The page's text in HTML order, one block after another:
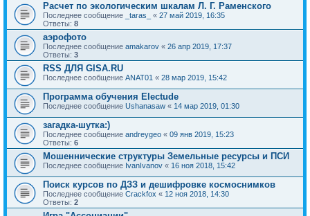
Расчет по экологическим шкалам Л. Г. Раменского
Последнее сообщение _taras_ « 27 май 2019, 16:35
Ответы: 8
аэрофото
Последнее сообщение amakarov « 26 апр 2019, 17:37
Ответы: 3
RSS ДЛЯ GISA.RU
Последнее сообщение ANAT01 « 28 мар 2019, 15:42
Программа обучения Electude
Последнее сообщение Ushanasaw « 14 мар 2019, 01:30
загадка-шутка:)
Последнее сообщение andreygeo « 09 янв 2019, 15:23
Ответы: 6
Мошеннические структуры Земельные ресурсы и ПСИ
Последнее сообщение IvanIvanov « 16 ноя 2018, 15:42
Поиск курсов по ДЗЗ и дешифровке космоснимков
Последнее сообщение Crackfox « 12 ноя 2018, 14:30
Ответы: 2